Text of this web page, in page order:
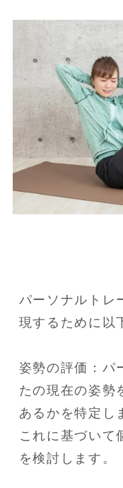
パーソナルトレ
現するために以
姿勢の評価：パ
たの現在の姿勢
あるかを特定し
これに基づいて
を検討します。